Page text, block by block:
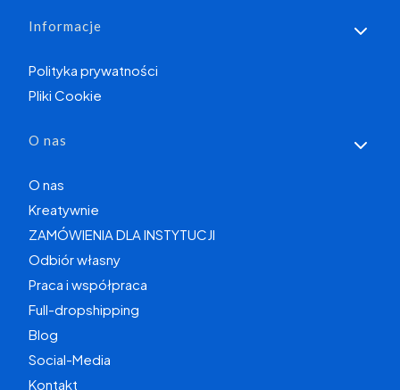
Informacje
Polityka prywatności
Pliki Cookie
O nas
O nas
Kreatywnie
ZAMÓWIENIA DLA INSTYTUCJI
Odbiór własny
Praca i współpraca
Full-dropshipping
Blog
Social-Media
Kontakt